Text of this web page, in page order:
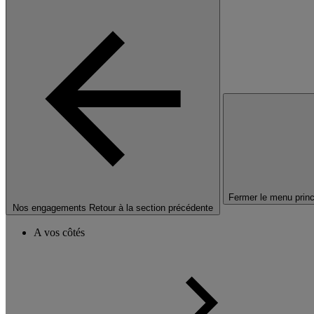
Nos engagements Retour à la section précédente
Fermer le menu
A vos côtés